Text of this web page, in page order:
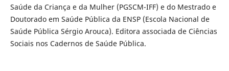
Saúde da Criança e da Mulher (PGSCM-IFF) e do Mestrado e
Doutorado em Saúde Pública da ENSP (Escola Nacional de
Saúde Pública Sérgio Arouca). Editora associada de Ciências
Sociais nos Cadernos de Saúde Pública.